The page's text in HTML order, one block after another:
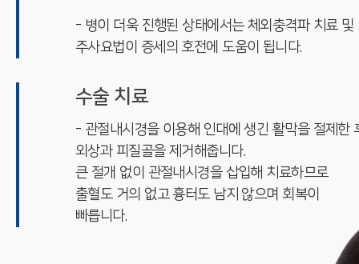
- 병이 더욱 진행된 상태에서는 체외충격파 치료 및
주사요법이 증세의 호전에 도움이 됩니다.
수술 치료
- 관절내시경을 이용해 인대에 생긴 활막을 절제한
외상과 피질골을 제거해줍니다.
큰 절개 없이 관절내시경을 삽입해 치료하므로
출혈도 거의 없고 흉터도 남지 않으며 회복이
빠릅니다.